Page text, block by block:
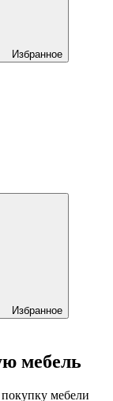
Избранное
Избранное
мебель
мебели